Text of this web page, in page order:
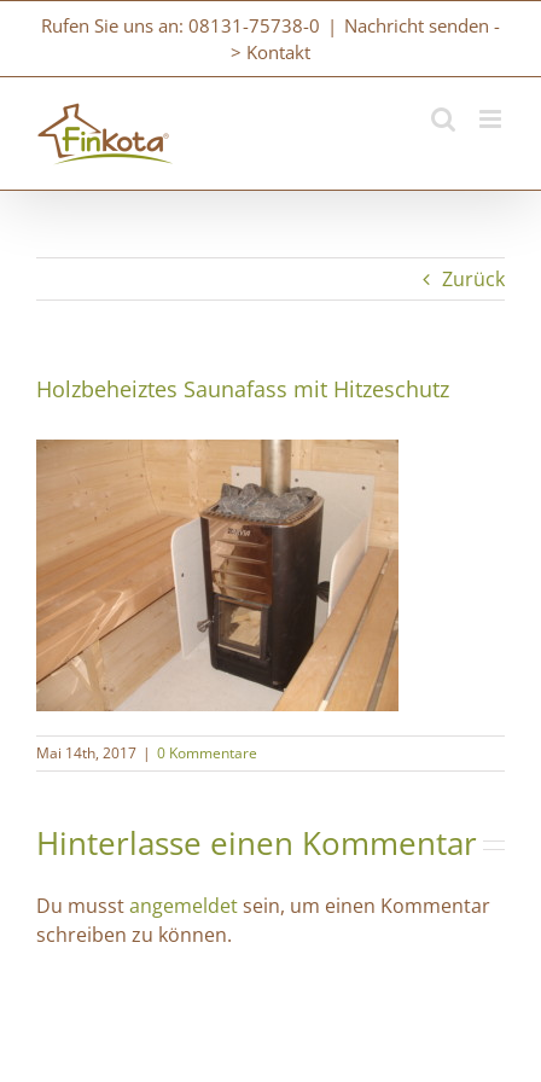
springen
Rufen Sie uns an: 08131-75738-0 | Nachricht senden -
> Kontakt
Zurück
Holzbeheiztes Saunafass mit Hitzeschutz
Mai 14th, 2017 | 0 Kommentare
Hinterlasse einen Kommentar
Du musstangemeldetsein, um einen Kommentar
schreiben zu können.